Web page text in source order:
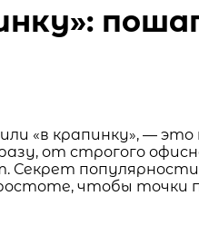
«в крапинку», —
от строгого
чтобы точки